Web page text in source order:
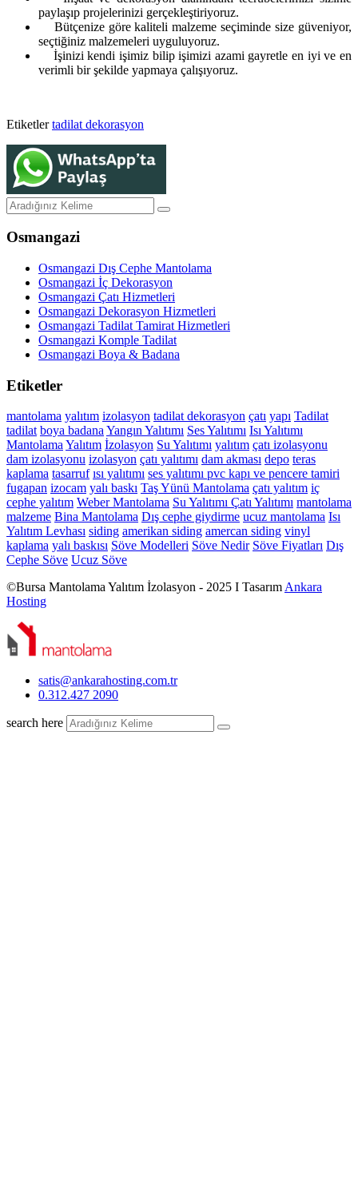
paylaşıp projelerinizi gerçekleştiriyoruz.
Bütçenize göre kaliteli malzeme seçiminde size güveniyor,
seçtiğiniz malzemeleri uyguluyoruz.
İşinizi kendi işimiz bilip işimizi azami gayretle en iyi ve en
verimli bir şekilde yapmaya çalışıyoruz.
Etiketler tadilat dekorasyon
Osmangazi
Osmangazi Dış Cephe Mantolama
Osmangazi İç Dekorasyon
Osmangazi Çatı Hizmetleri
Osmangazi Dekorasyon Hizmetleri
Osmangazi Tadilat Tamirat Hizmetleri
Osmangazi Komple Tadilat
Osmangazi Boya & Badana
Etiketler
mantolama yalıtım izolasyon tadilatdekorasyon çatı yapı Tadilat
tadilat boya badanaYangın Yalıtımı Ses Yalıtımı Isı Yalıtımı
MantolamaYalıtım İzolasyon Su Yalıtımı yalıtım çatı izolasyonu
dam izolasyonu izolasyon çatı yalıtımı dam akması depo teras
kaplama tasarruf ısı yalıtımı ses yalıtımı pvc kapı ve pencere tamiri
fugapan izocam yalı baskı Taş Yünü Mantolama çatı yalıtım iç
cephe yalıtım Weber Mantolama Su Yalıtımı Çatı Yalıtımı mantolama
malzeme Bina Mantolama Dış cephe giydirme ucuz mantolama Isı
Yalıtım Levhası siding amerikan siding amercan siding vinyl
kaplama yalı baskısı Söve Modelleri Söve Nedir Söve Fiyatları Dış
Cephe Söve Ucuz Söve
©Bursa Mantolama Yalıtım İzolasyon - 2025 I TasarımAnkara
Hosting
satis@ankarahosting.com.tr
0.312.427 2090
search here